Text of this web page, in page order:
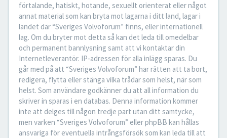
förtalande, hatiskt, hotande, sexuellt orienterat eller något
annat material som kan bryta mot lagarna i ditt land, lagar i
landet där “Sveriges Volvoforum” finns, eller internationell
lag. Om du bryter mot detta så kan det leda till omedelbar
och permanent bannlysning samt att vi kontaktar din
Internetleverantör. IP-adressen för alla inlägg sparas. Du
går med på att “Sveriges Volvoforum” har rätten att ta bort,
redigera, flytta eller stänga vilka trådar som helst, när som
helst. Som användare godkänner du att all information du
skriver in sparas i en databas. Denna information kommer
inte att delges till någon tredje part utan ditt samtycke,
men varken “Sveriges Volvoforum” eller phpBB kan hållas
ansvariga för eventuella intrångsförsök som kan leda till att